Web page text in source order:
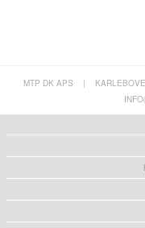
MTP DK APS |